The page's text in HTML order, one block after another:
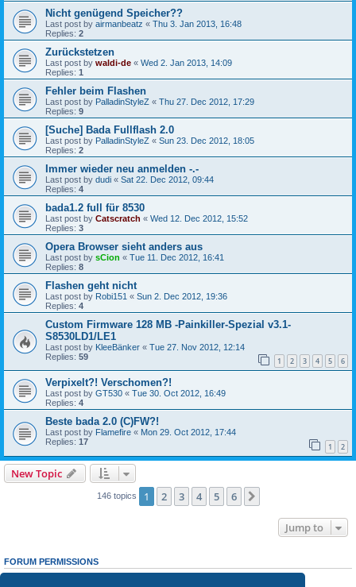
Nicht genügend Speicher??
Last post by airmanbeatz « Thu 3. Jan 2013, 16:48
Replies: 2
Zurückstetzen
Last post by waldi-de « Wed 2. Jan 2013, 14:09
Replies: 1
Fehler beim Flashen
Last post by PalladinStyleZ « Thu 27. Dec 2012, 17:29
Replies: 9
[Suche] Bada Fullflash 2.0
Last post by PalladinStyleZ « Sun 23. Dec 2012, 18:05
Replies: 2
Immer wieder neu anmelden -.-
Last post by dudi « Sat 22. Dec 2012, 09:44
Replies: 4
bada1.2 full für 8530
Last post by Catscratch « Wed 12. Dec 2012, 15:52
Replies: 3
Opera Browser sieht anders aus
Last post by sCion « Tue 11. Dec 2012, 16:41
Replies: 8
Flashen geht nicht
Last post by Robi151 « Sun 2. Dec 2012, 19:36
Replies: 4
Custom Firmware 128 MB -Painkiller-Spezial v3.1-
S8530LD1/LE1
Last post by KleeBänker « Tue 27. Nov 2012, 12:14
Replies: 59 1 2 3 4 5 6
Verpixelt?! Verschomen?!
Last post by GT530 « Tue 30. Oct 2012, 16:49
Replies: 4
Beste bada 2.0 (C)FW?!
Last post by Flamefire « Mon 29. Oct 2012, 17:44
Replies: 17 1 2
New Topic
146 topics 1 2 3 4 5 6
Jump to
FORUM PERMISSIONS